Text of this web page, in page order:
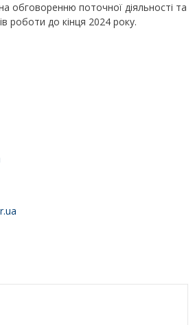
обговоренню поточної діяльності та
роботи до кінця 2024 року.